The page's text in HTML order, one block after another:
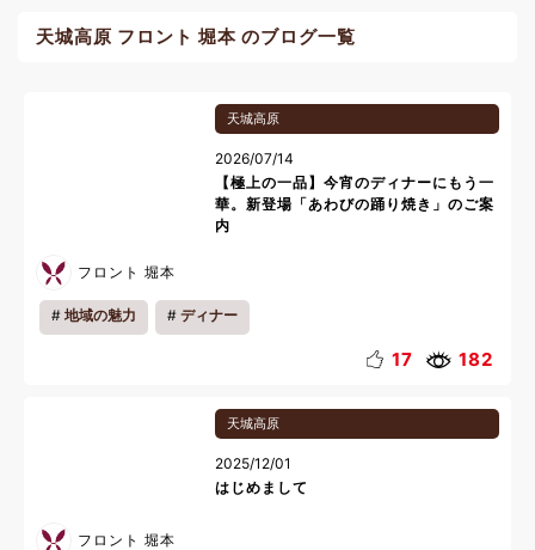
天城高原 フロント 堀本 のブログ一覧
天城高原
2026/07/14
【極上の一品】今宵のディナーにもう一
華。新登場「あわびの踊り焼き」のご案
内
フロント 堀本
地域の魅力 ディナー
17 182
天城高原
2025/12/01
はじめまして
フロント 堀本